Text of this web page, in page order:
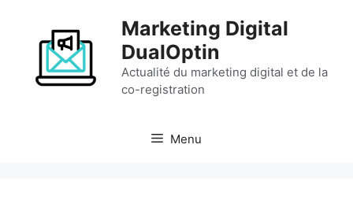
contenu
Marketing Digital
DualOptin
Actualité du marketing digital et de la
co-registration
Menu